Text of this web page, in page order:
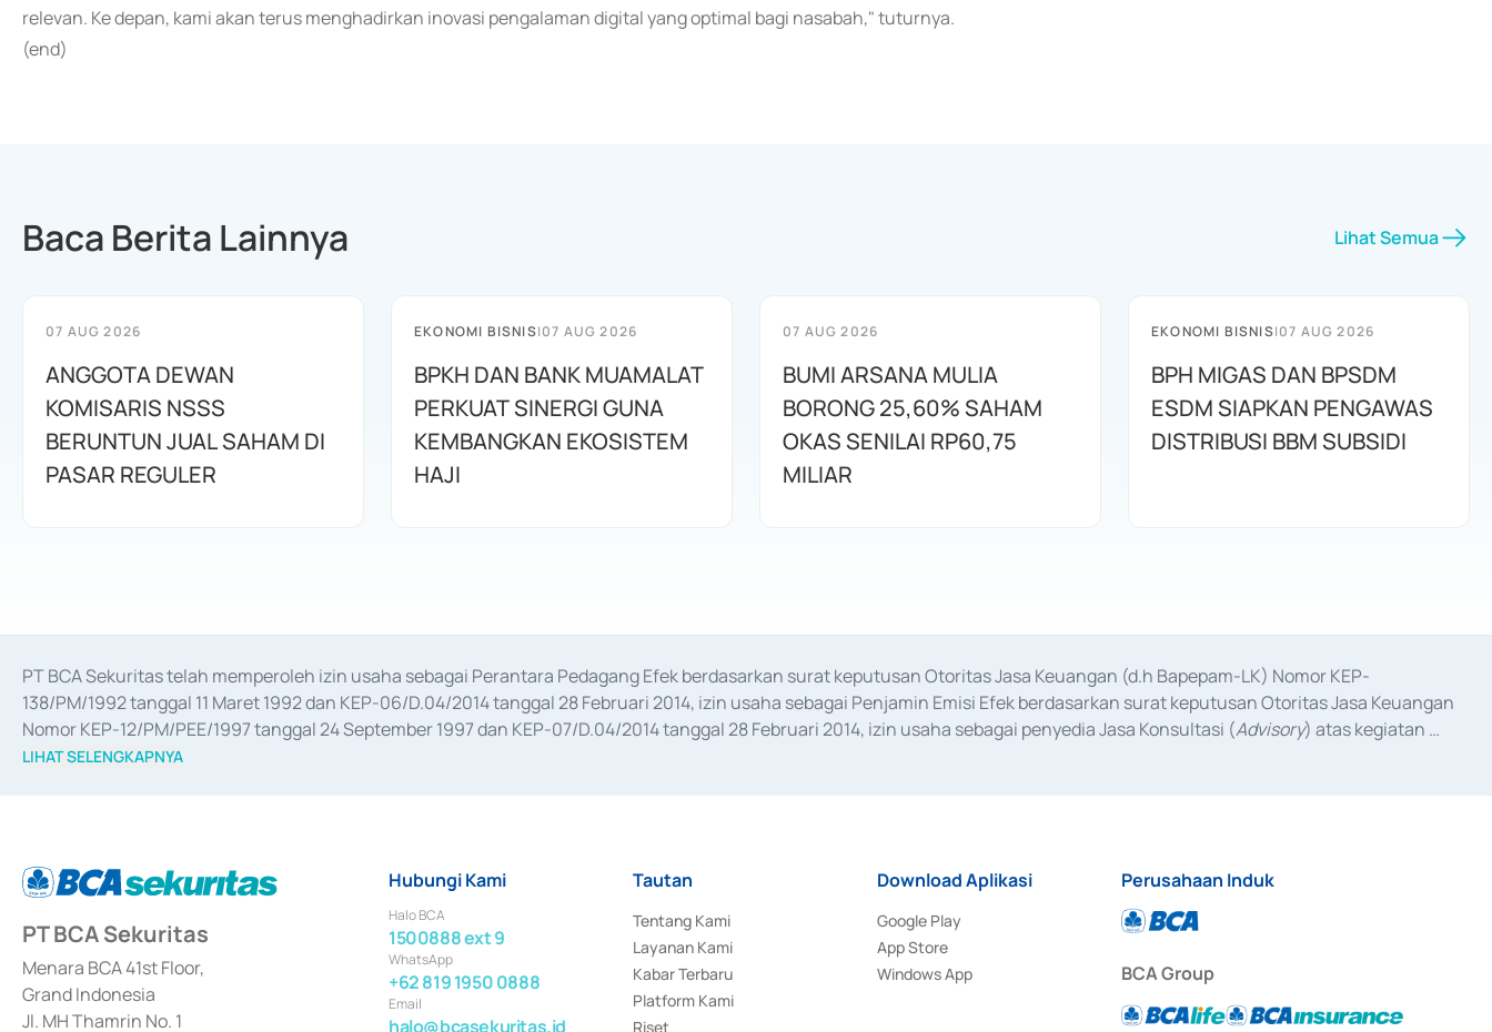
relevan. Ke depan, kami akan terus menghadirkan inovasi pengalaman digital yang optimal bagi nasabah," tuturnya.
(end)
Baca Berita Lainnya Lihat Semua
07 AUG 2026
ANGGOTA DEWAN
KOMISARIS NSSS
BERUNTUN JUAL SAHAM DI
PASAR REGULER
EKONOMI BISNIS|07 AUG 2026
BPKH DAN BANK MUAMALAT
PERKUAT SINERGI GUNA
KEMBANGKAN EKOSISTEM
HAJI
07 AUG 2026
BUMI ARSANA MULIA
BORONG 25,60% SAHAM
OKAS SENILAI RP60,75
MILIAR
EKONOMI BISNIS|07 AUG 2026
BPH MIGAS DAN BPSDM
ESDM SIAPKAN PENGAWAS
DISTRIBUSI BBM SUBSIDI
PT BCA Sekuritas telah memperoleh izin usaha sebagai Perantara Pedagang Efek berdasarkan surat keputusan Otoritas Jasa Keuangan (d.h Bapepam-LK) Nomor KEP-
138/PM/1992 tanggal 11 Maret 1992 dan KEP-06/D.04/2014 tanggal 28 Februari 2014, izin usaha sebagai Penjamin Emisi Efek berdasarkan surat keputusan Otoritas Jasa Keuangan
Nomor KEP-12/PM/PEE/1997 tanggal 24 September 1997 dan KEP-07/D.04/2014 tanggal 28 Februari 2014, izin usaha sebagai penyedia Jasa Konsultasi (Advisory) atas kegiatan
merger, akuisisi, divestasi, dan
LIHAT SELENGKAPNYA
PT BCA Sekuritas
Menara BCA 41st Floor,
Grand Indonesia
Jl. MH Thamrin No. 1
Hubungi Kami
Halo BCA
1500888 ext 9
WhatsApp
+62 819 1950 0888
Email
halo@bcasekuritas.id
Tautan
Tentang Kami
Layanan Kami
Kabar Terbaru
Platform Kami
Riset
Download Aplikasi
Google Play
App Store
Windows App
Perusahaan Induk
BCA Group